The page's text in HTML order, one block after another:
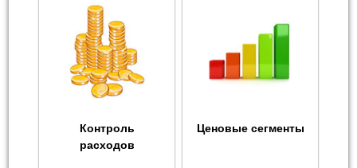
Контроль
расходов
Ценовые сегменты